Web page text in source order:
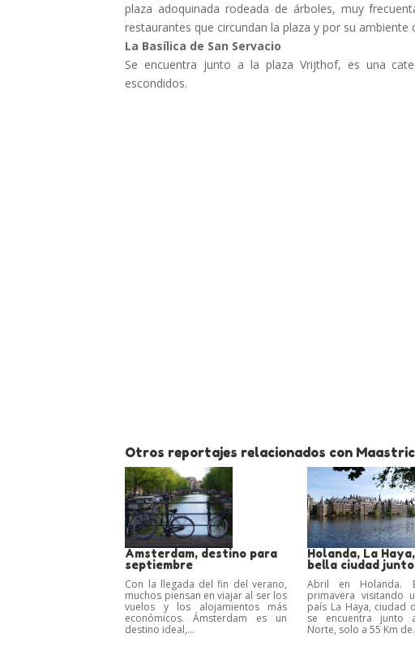
plaza adoquinada rodeada de árboles, muy
restaurantes que circundan la plaza y por su ambiente
La Basílica de San Servacio
Se encuentra junto a la plaza Vrijthof, es una
escondidos.
Otros reportajes relacionados con
Ámsterdam, destino para
septiembre
Con la llegada del fin del verano,
muchos piensan en viajar al ser los
vuelos y los alojamientos más
económicos. Ámsterdam es un
destino ideal,...
Holanda, La
bella ciudad
Abril en Holanda.
primavera visitando
país La Haya, ciudad
se encuentra junto
Norte, solo a 55 Km